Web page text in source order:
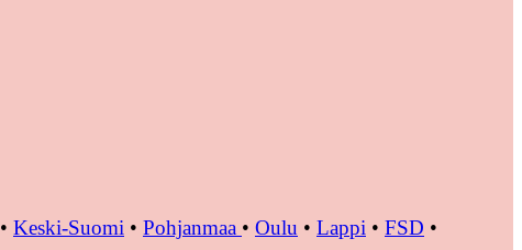
• Keski-Suomi • Pohjanmaa • Oulu • Lappi • FSD •